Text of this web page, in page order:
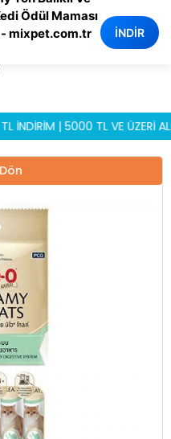
| 5000 TL VE ÜZERİ
0
Ödül Maması
- mixpet.com.tr
İNDİR